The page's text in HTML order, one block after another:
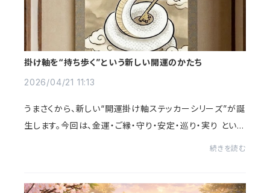
掛け軸を“持ち歩く”という新しい開運のかたち
2026/04/21 11:13
うまさくから、新しい“開運掛け軸ステッカーシリーズ”が誕
生します。今回は、金運・ご縁・守り・安定・巡り・実り といっ
た日常に寄り添う開運の意味を込めた全6種類の掛け軸
続きを読む